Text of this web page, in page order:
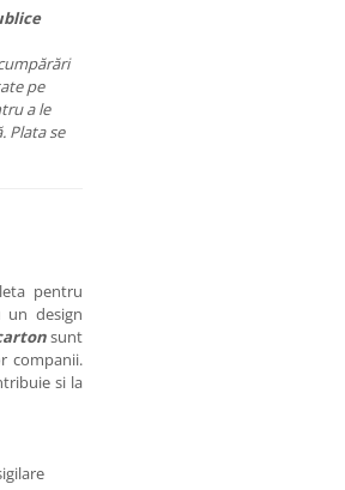
pe
a le
Plata se
pentru
un design
sunt
companii.
si la